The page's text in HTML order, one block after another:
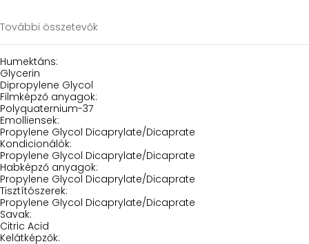
További összetevők
Humektáns:
Glycerin
Dipropylene Glycol
Filmképző anyagok:
Polyquaternium-37
Emolliensek:
Propylene Glycol Dicaprylate/Dicaprate
Kondicionálók:
Propylene Glycol Dicaprylate/Dicaprate
Habképző anyagok:
Propylene Glycol Dicaprylate/Dicaprate
Tisztítószerek:
Propylene Glycol Dicaprylate/Dicaprate
Savak:
Citric Acid
Kelátképzők: